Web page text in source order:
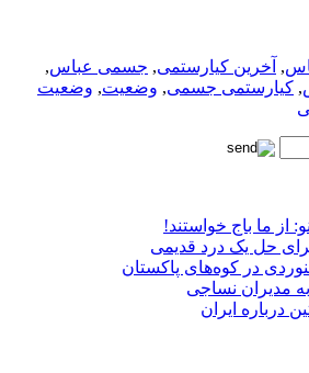
, آخرین کیارستمی, جسمی عباس,
, کیارستمی جسمی, وضعیت, وضعیت
از ما باج خواستند!
برای حل یک درد قدیمی
در کوه‌های پاکستان
مدیران نساجی
درباره ایران